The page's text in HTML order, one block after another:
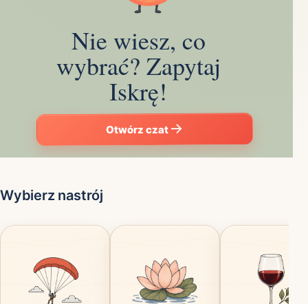
Nie wiesz, co
wybrać? Zapytaj
Iskrę!
Otwórz czat
Wybierz nastrój